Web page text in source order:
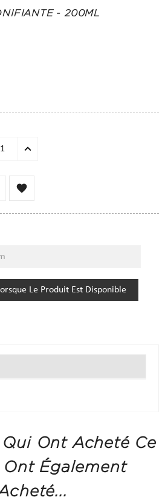
- 200ML

Le Produit Est Disponible
Ont Acheté Ce
Également